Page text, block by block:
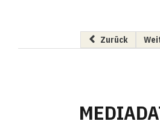
Vorheriger
Zurück